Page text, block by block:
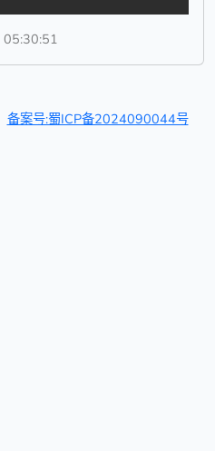
备案号:蜀ICP备2024090044号